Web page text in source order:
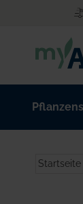
Startseite